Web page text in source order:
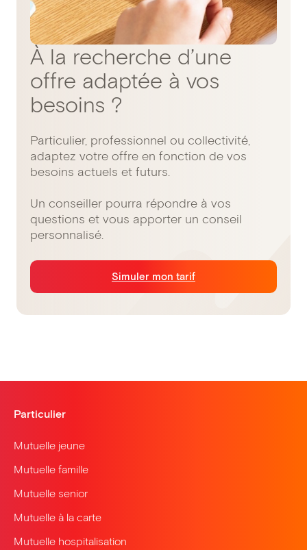
À la recherche d’une
offre adaptée à vos
besoins ?
Particulier, professionnel ou collectivité,
adaptez votre offre en fonction de vos
besoins actuels et futurs.
Un conseiller pourra répondre à vos
questions et vous apporter un conseil
personnalisé.
Simuler mon tarif
Particulier
Mutuelle jeune
Mutuelle famille
Mutuelle senior
Mutuelle à la carte
Mutuelle hospitalisation